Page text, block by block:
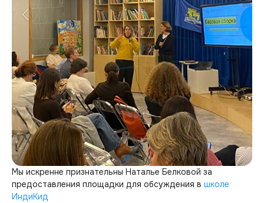
Мы искренне признательны Наталье Белковой за
предоставления площадки для обсуждения в школе
ИндиКид